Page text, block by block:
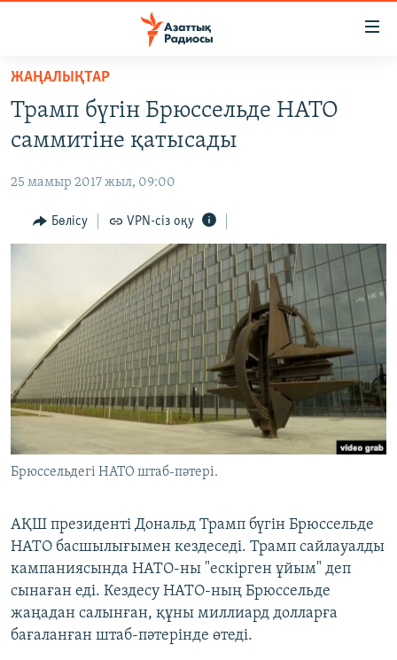
Skip
main
content
to
Navigation
Skip
ЖАҢАЛЫҚТАР
САЯСАТ
ҚАҢТАР ОҚИҒАСЫ
АДАМ ҚҰҚЫҚТАРЫ
АРНАЙЫ ЖОБАЛАР
Русский
ЖАЗЫЛЫҢЫЗ
ЖАҢАЛЫҚТАР
Трамп бүгін Брюссельде НАТО
саммитіне қатысады
25 мамыр 2017 жыл, 09:00
Бөлісу VPN-сіз оқу
Брюссельдегі НАТО штаб-пәтері.
АҚШ президенті Дональд Трамп бүгін Брюссельде
НАТО басшылығымен кездеседі. Трамп сайлауалды
кампаниясында НАТО-ны "ескірген ұйым" деп
сынаған еді. Кездесу НАТО-ның Брюссельде
жаңадан салынған, құны миллиард долларға
бағаланған штаб-пәтерінде өтеді.